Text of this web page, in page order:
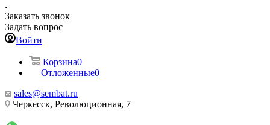
Заказать звонок
Задать вопрос
Войти
Корзина0
Отложенные0
sales@sembat.ru
Черкесск, Революционная, 7